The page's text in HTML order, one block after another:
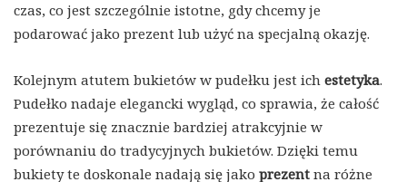
czas, co jest szczególnie istotne, gdy chcemy je
podarować jako prezent lub użyć na specjalną okazję.
Kolejnym atutem bukietów w pudełku jest ich estetyka.
Pudełko nadaje elegancki wygląd, co sprawia, że całość
prezentuje się znacznie bardziej atrakcyjnie w
porównaniu do tradycyjnych bukietów. Dzięki temu
bukiety te doskonale nadają się jako prezent na różne